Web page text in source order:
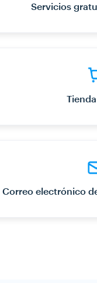
Servicios
Correo electrónico